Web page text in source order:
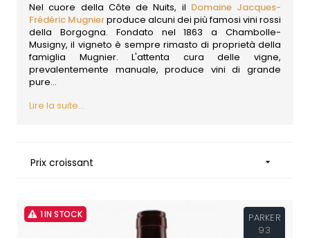
Nel cuore della Côte de Nuits, il Domaine Jacques-
Frédéric Mugnierproduce alcuni dei più famosi vini rossi
della Borgogna. Fondato nel 1863 a Chambolle-
Musigny, il vigneto è sempre rimasto di proprietà della
famiglia Mugnier. L'attenta cura delle vigne,
prevalentemente manuale, produce vini di grande
pure...
Lire la suite...
Prix croissant 
1 IN STOCK
PARKER
93